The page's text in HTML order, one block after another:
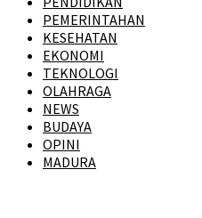
PEMERINTAHAN
KESEHATAN
EKONOMI
TEKNOLOGI
OLAHRAGA
NEWS
BUDAYA
OPINI
MADURA